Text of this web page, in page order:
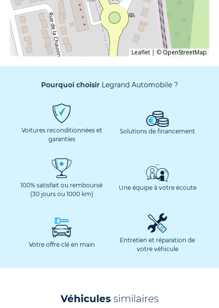
Leaflet | © OpenStreetMap
Pourquoi choisir Legrand Automobile ?
Voitures reconditionnées et
garanties
Solutions de financement
100% satisfait ou remboursé
(30 jours ou 1000 km)
Une équipe à votre écoute
Votre offre clé en main
Entretien et réparation de
votre véhicule
Véhiculessimilaires